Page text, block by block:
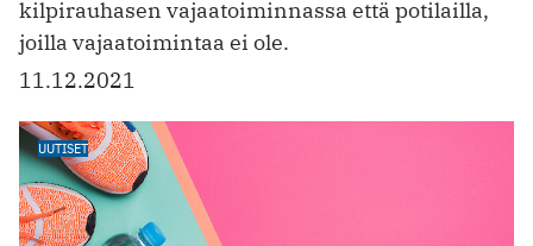
kilpirauhasen vajaatoiminnassa että potilailla,
joilla vajaatoimintaa ei ole.
11.12.2021
UUTISET